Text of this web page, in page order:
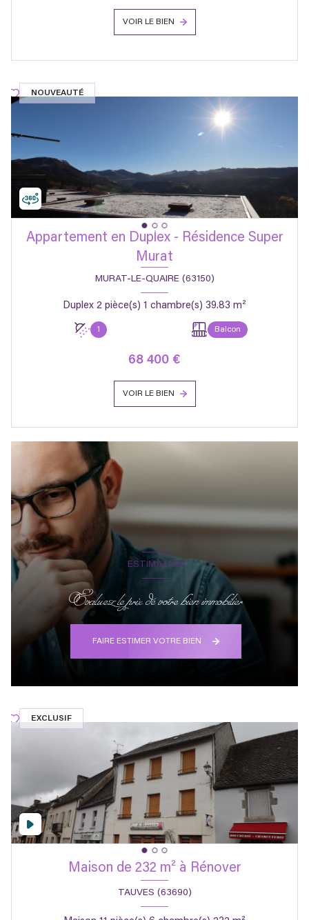
VOIR LE BIEN
NOUVEAUTÉ
Appartement en Duplex - Résidence Super
Murat
MURAT-LE-QUAIRE (63150)
Duplex 2 pièce(s) 1 chambre(s) 39.83 m²
1 Balcon
68 400 €
VOIR LE BIEN
ESTIMATION
Evaluez le prix de votre bien immobilier
FAIRE ESTIMER VOTRE BIEN
EXCLUSIF
Maison de 232 m² à Rénover
TAUVES (63690)